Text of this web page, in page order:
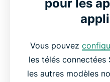
pour les
Vous pouvez
les télés connectées
les autres modèles